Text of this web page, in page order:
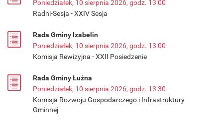
Poniedziałek, 10 sierpnia 2026, godz. 13:00
Radni-Sesja - XXIV Sesja
Rada Gminy Izabelin
Poniedziałek, 10 sierpnia 2026, godz. 13:00
Komisja Rewizyjna - XXII Posiedzenie
Rada Gminy Łużna
Poniedziałek, 10 sierpnia 2026, godz. 13:30
Komisja Rozwoju Gospodarczego i Infrastruktury
Gminnej